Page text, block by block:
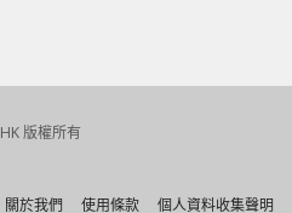
版權所有
關於我們 使用條款 個人資料收集聲明